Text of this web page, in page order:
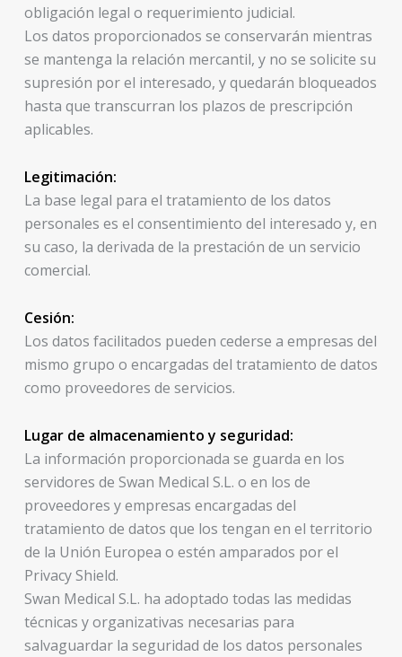
obligación legal o requerimiento judicial.
Los datos proporcionados se conservarán mientras
se mantenga la relación mercantil, y no se solicite su
supresión por el interesado, y quedarán bloqueados
hasta que transcurran los plazos de prescripción
aplicables.
Legitimación:
La base legal para el tratamiento de los datos
personales es el consentimiento del interesado y, en
su caso, la derivada de la prestación de un servicio
comercial.
Cesión:
Los datos facilitados pueden cederse a empresas del
mismo grupo o encargadas del tratamiento de datos
como proveedores de servicios.
Lugar de almacenamiento y seguridad:
La información proporcionada se guarda en los
servidores de Swan Medical S.L. o en los de
proveedores y empresas encargadas del
tratamiento de datos que los tengan en el territorio
de la Unión Europea o estén amparados por el
Privacy Shield.
Swan Medical S.L. ha adoptado todas las medidas
técnicas y organizativas necesarias para
salvaguardar la seguridad de los datos personales